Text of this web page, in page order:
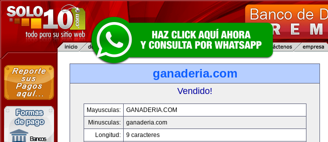
ganaderia.com
Vendido!
Mayusculas:
GANADERIA.COM
Minusculas:
ganaderia.com
Longitud:
9 caracteres